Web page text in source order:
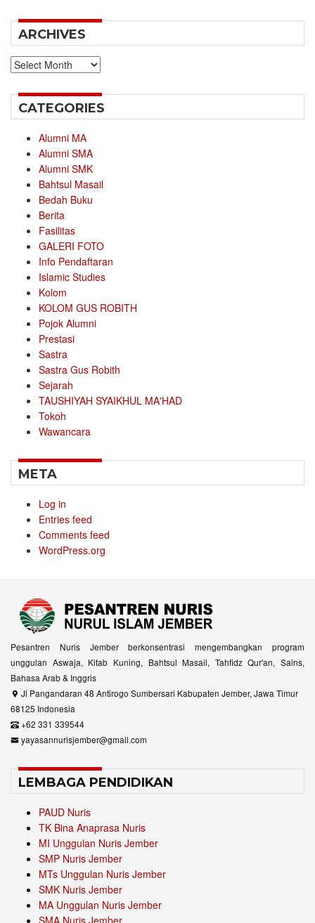
ARCHIVES
Archives
CATEGORIES
Alumni MA
Alumni SMA
Alumni SMK
Bahtsul Masail
Bedah Buku
Berita
Fasilitas
GALERI FOTO
Info Pendaftaran
Islamic Studies
Kolom
KOLOM GUS ROBITH
Pojok Alumni
Prestasi
Sastra
Sastra Gus Robith
Sejarah
TAUSHIYAH SYAIKHUL MA'HAD
Tokoh
Wawancara
META
Log in
Entries feed
Comments feed
WordPress.org
Pesantren Nuris Jember berkonsentrasi mengembangkan program
unggulan Aswaja, Kitab Kuning, Bahtsul Masail, Tahfidz Qur'an, Sains,
Bahasa Arab & Inggris
Jl Pangandaran 48 Antirogo Sumbersari Kabupaten Jember, Jawa Timur
68125 Indonesia
+62 331 339544
yayasannurisjember@gmail.com
LEMBAGA PENDIDIKAN
PAUD Nuris
TK Bina Anaprasa Nuris
MI Unggulan Nuris Jember
SMP Nuris Jember
MTs Unggulan Nuris Jember
SMK Nuris Jember
MA Unggulan Nuris Jember